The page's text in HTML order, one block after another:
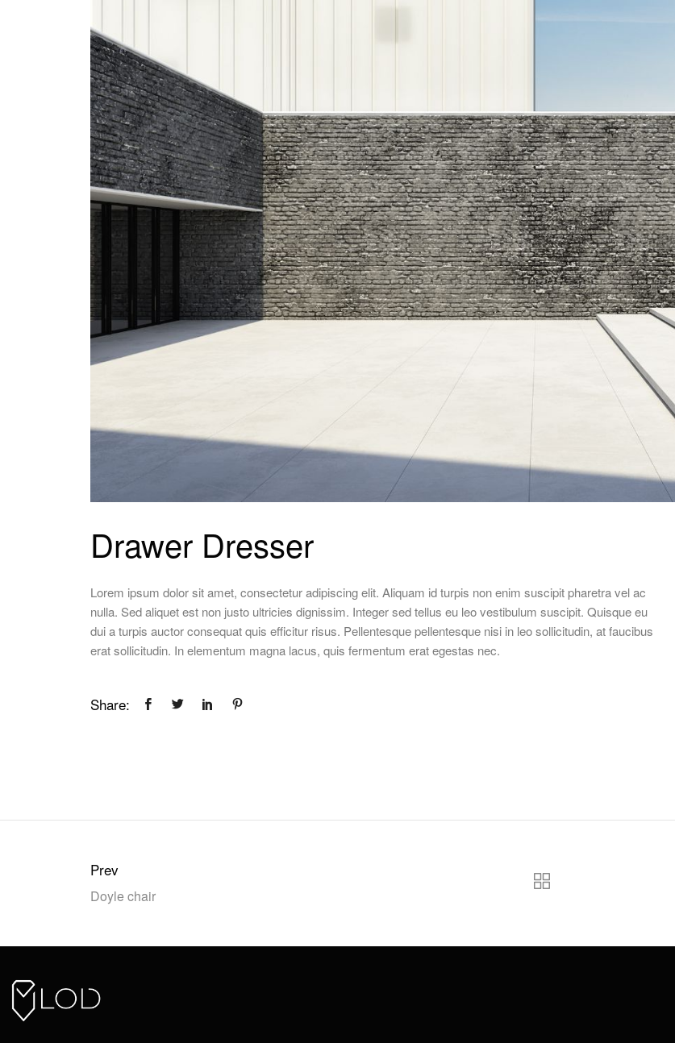
Drawer Dresser
Lorem ipsum dolor sit amet, consectetur adipiscing elit. Aliquam id turpis non enim suscipit pharetra vel ac
nulla. Sed aliquet est non justo ultricies dignissim. Integer sed tellus eu leo vestibulum suscipit. Quisque eu
dui a turpis auctor consequat quis efficitur risus. Pellentesque pellentesque nisi in leo sollicitudin, at faucibus
erat sollicitudin. In elementum magna lacus, quis fermentum erat egestas nec.
Share:
Prev
Doyle chair